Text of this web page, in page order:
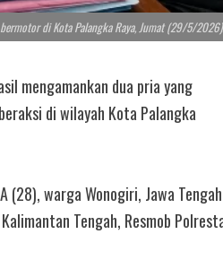
di Kota Palangka Raya, Jumat (29/5/2026).
mengamankan dua pria yang
di wilayah Kota Palangka
(28), warga Wonogiri, Jawa
Tengah, Resmob